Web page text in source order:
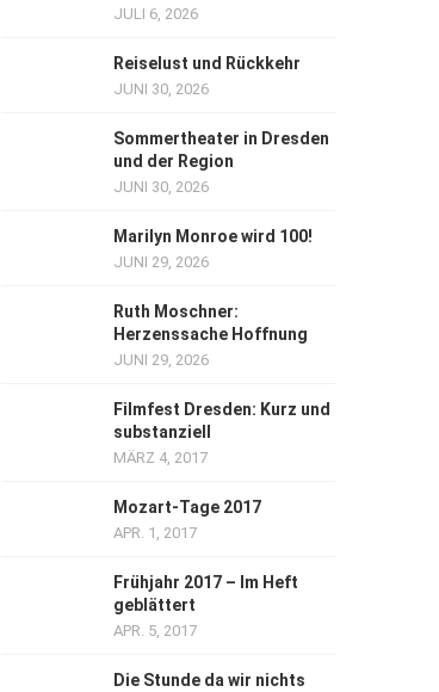
JULI 6, 2026
Reiselust und Rückkehr
JUNI 30, 2026
Sommertheater in Dresden
und der Region
JUNI 30, 2026
Marilyn Monroe wird 100!
JUNI 29, 2026
Ruth Moschner:
Herzenssache Hoffnung
JUNI 29, 2026
Filmfest Dresden: Kurz und
substanziell
MÄRZ 4, 2017
Mozart-Tage 2017
APR. 1, 2017
Frühjahr 2017 – Im Heft
geblättert
APR. 5, 2017
Die Stunde da wir nichts